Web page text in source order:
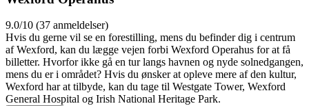
9.0/10 (37 anmeldelser)
Hvis du gerne vil se en forestilling, mens du befinder dig i centrum
af Wexford, kan du lægge vejen forbi Wexford Operahus for at få
billetter. Hvorfor ikke gå en tur langs havnen og nyde solnedgangen,
mens du er i området? Hvis du ønsker at opleve mere af den kultur,
Wexford har at tilbyde, kan du tage til Westgate Tower, Wexford
General Hospital og Irish National Heritage Park.